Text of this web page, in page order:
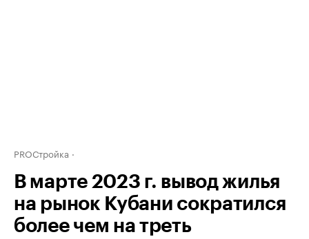
PROСтройка
В марте 2023 г. вывод жилья
на рынок Кубани сократился
более чем на треть